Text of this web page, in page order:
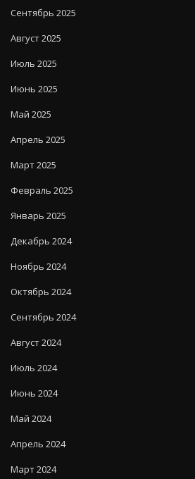
Сентябрь 2025
Август 2025
Июль 2025
Июнь 2025
Май 2025
Апрель 2025
Март 2025
Февраль 2025
Январь 2025
Декабрь 2024
Ноябрь 2024
Октябрь 2024
Сентябрь 2024
Август 2024
Июль 2024
Июнь 2024
Май 2024
Апрель 2024
Март 2024